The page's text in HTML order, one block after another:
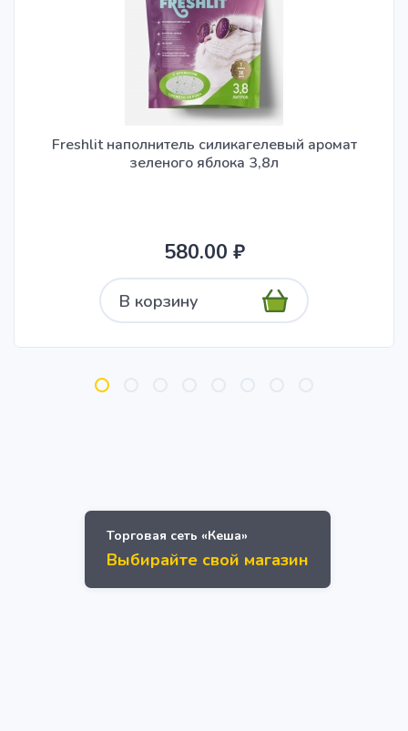
Freshlit наполнитель силикагелевый аромат
зеленого яблока 3,8л
580.00 ₽
В корзину
Торговая сеть «Кеша»
Выбирайте свой магазин